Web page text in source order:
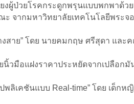
ยงผู้ป่วยโรคกระดูกพรุนแบบพกพา
จากมหาวิทยาลัยเทคโนโลยีพระจ
งสาย” โดย นายคมกฤษ ศรีสุดา แล
นิ้วมือแฝงราคาประหยัดจากเปลื
ปพลิเคชันแบบ Real-time” โดย เ